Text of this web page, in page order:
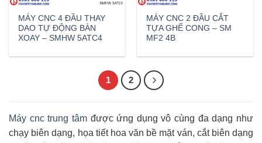
MÁY CNC 4 ĐẦU THAY
DAO TỰ ĐỘNG BÀN
XOAY – SMHW 5ATC4
MÁY CNC 2 ĐẦU CẮT
TỰA GHẾ CONG – SM
MF2 4B
1 2
Máy cnc trung tâmđược ứng dụng vô cùng đa dạng như
chạy biên dạng, họa tiết hoa văn bề mặt ván, cắt biên dạng